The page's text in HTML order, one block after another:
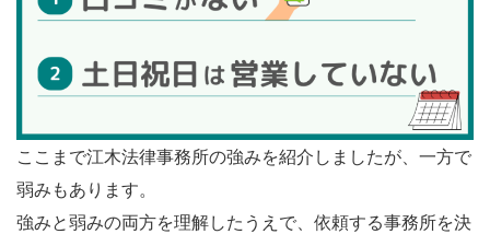
ここまで江木法律事務所の強みを紹介しましたが、一方で
弱みもあります。
強みと弱みの両方を理解したうえで、依頼する事務所を決